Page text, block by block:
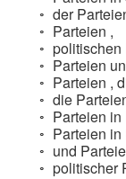
der
Parteien ,
politischen
Parteien
Parteien ,
die
Parteien in
Parteien
und
politischer